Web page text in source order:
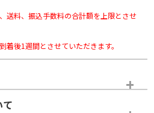
送料、振込手数料の合計額を上限とさせ
後1週間とさせていただきます。
により判断しておりますので、あら
了承ください。